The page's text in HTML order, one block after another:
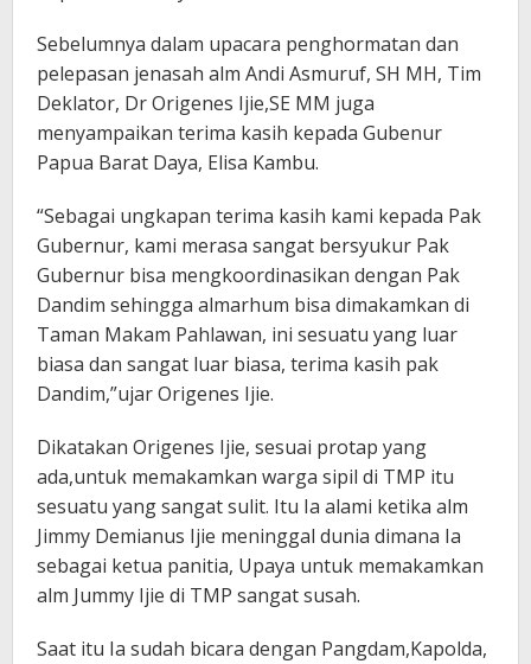
Sebelumnya dalam upacara penghormatan dan
pelepasan jenasah alm Andi Asmuruf, SH MH, Tim
Deklator, Dr Origenes Ijie,SE MM juga
menyampaikan terima kasih kepada Gubenur
Papua Barat Daya, Elisa Kambu.
“Sebagai ungkapan terima kasih kami kepada Pak
Gubernur, kami merasa sangat bersyukur Pak
Gubernur bisa mengkoordinasikan dengan Pak
Dandim sehingga almarhum bisa dimakamkan di
Taman Makam Pahlawan, ini sesuatu yang luar
biasa dan sangat luar biasa, terima kasih pak
Dandim,”ujar Origenes Ijie.
Dikatakan Origenes Ijie, sesuai protap yang
ada,untuk memakamkan warga sipil di TMP itu
sesuatu yang sangat sulit. Itu Ia alami ketika alm
Jimmy Demianus Ijie meninggal dunia dimana Ia
sebagai ketua panitia, Upaya untuk memakamkan
alm Jummy Ijie di TMP sangat susah.
Saat itu Ia sudah bicara dengan Pangdam,Kapolda,